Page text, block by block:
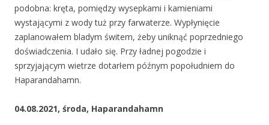
podobna: kręta, pomiędzy wysepkami i kamieniami
wystającymi z wody tuż przy farwaterze. Wypłynięcie
zaplanowałem bladym świtem, żeby uniknąć poprzedniego
doświadczenia. I udało się. Przy ładnej pogodzie i
sprzyjającym wietrze dotarłem późnym popołudniem do
Haparandahamn.
04.08.2021, środa, Haparandahamn